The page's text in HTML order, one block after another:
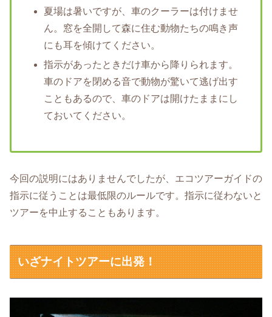
夏場は暑いですが、車のクーラーは付けませ
ん。窓を全開して森に住む動物たちの鳴き声
にも耳を傾けてください。
指示があったときだけ車から降りられます。
車のドアを閉める音で動物が驚いて逃げ出す
こともあるので、車のドアは開けたままにし
ておいてください。
今回の説明にはありませんでしたが、エコツアーガイドの
指示に従うことは最低限のルールです。指示に従わないと
ツアーを中止することもあります。
いざナイトツアーに出発！